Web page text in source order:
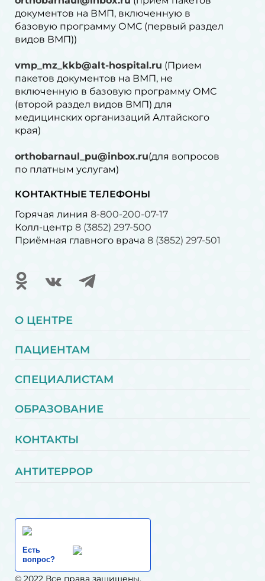
документов на ВМП, включенную в
базовую программу ОМС (первый раздел
видов ВМП))
vmp_mz_kkb@alt-hospital.ru (Прием
пакетов документов на ВМП, не
включенную в базовую программу ОМС
(второй раздел видов ВМП) для
медицинских организаций Алтайского
края)
orthobarnaul_pu@inbox.ru(для вопросов
по платным услугам)⁠
КОНТАКТНЫЕ ТЕЛЕФОНЫ
Горячая линия 8-800-200-07-17
Колл-центр 8 (3852) 297-500
Приёмная главного врача 8 (3852) 297-501
О ЦЕНТРЕ
ПАЦИЕНТАМ
СПЕЦИАЛИСТАМ
ОБРАЗОВАНИЕ
КОНТАКТЫ
АНТИТЕРРОР
Есть
вопрос?
© 2022 Все права защищены.